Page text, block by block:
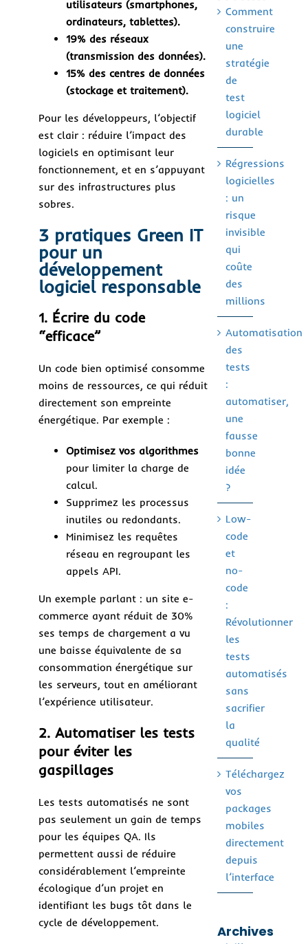
utilisateurs (smartphones,
ordinateurs, tablettes).
19% des réseaux
(transmission des données).
15% des centres de données
(stockage et traitement).
Pour les développeurs, l’objectif
est clair : réduire l’impact des
logiciels en optimisant leur
fonctionnement, et en s’appuyant
sur des infrastructures plus
sobres.
3 pratiques Green IT
pour un
développement
logiciel responsable
1. Écrire du code
“efficace”
Un code bien optimisé consomme
moins de ressources, ce qui réduit
directement son empreinte
énergétique. Par exemple :
Optimisez vos algorithmes
pour limiter la charge de
calcul.
Supprimez les processus
inutiles ou redondants.
Minimisez les requêtes
réseau en regroupant les
appels API.
Un exemple parlant : un site e-
commerce ayant réduit de 30%
ses temps de chargement a vu
une baisse équivalente de sa
consommation énergétique sur
les serveurs, tout en améliorant
l’expérience utilisateur.
2. Automatiser les tests
pour éviter les
gaspillages
Les tests automatisés ne sont
pas seulement un gain de temps
pour les équipes QA. Ils
permettent aussi de réduire
considérablement l’empreinte
écologique d’un projet en
identifiant les bugs tôt dans le
cycle de développement.
Comment
construire
une
stratégie
de
test
logiciel
durable
Régressions
logicielles
: un
risque
invisible
qui
coûte
des
millions
Automatisation
des
tests
:
automatiser,
une
fausse
bonne
idée
?
Low-
code
et
no-
code
:
Révolutionner
les
tests
automatisés
sans
sacrifier
la
qualité
Téléchargez
vos
packages
mobiles
directement
depuis
l’interface
Archives